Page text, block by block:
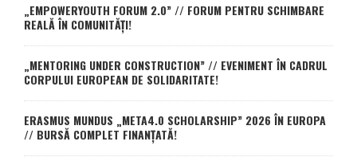
„EMPOWERYOUTH FORUM 2.0” // FORUM PENTRU SCHIMBARE
REALĂ ÎN COMUNITĂȚI!
„MENTORING UNDER CONSTRUCTION” // EVENIMENT ÎN CADRUL
CORPULUI EUROPEAN DE SOLIDARITATE!
ERASMUS MUNDUS „META4.0 SCHOLARSHIP” 2026 ÎN EUROPA
// BURSĂ COMPLET FINANȚATĂ!